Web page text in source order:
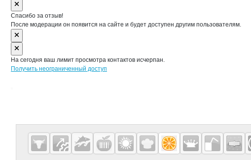
Спасибо за отзыв!
После модерации он появится на сайте и будет доступен другим пользователям.
На сегодня ваш лимит просмотра контактов исчерпан.
Получить неограниченный доступ
Дополнительная информация
Cсылки на полезные проекты
Fruitinfo.ru